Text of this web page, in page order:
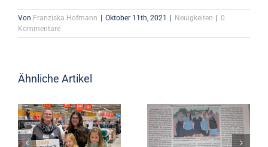
Von Franziska Hofmann Oktober 11th, 2021 Neuigkeiten
0
Kommentare
Ähnliche Artikel